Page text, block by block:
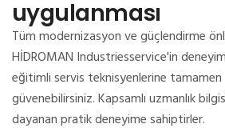
uygulanması
Tüm modernizasyon ve güçlendirme
HİDROMAN Industriesservice'in
eğitimli servis teknisyenlerine tamamen
güvenebilirsiniz.Kapsamlı uzmanlık
dayanan pratik deneyime sahiptirler.